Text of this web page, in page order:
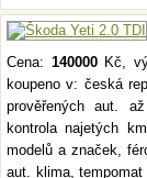
Cena: 140000Kč,
koupeno v: česká
prověřených aut.
kontrola najetých
modelů a značek,
aut. klima,